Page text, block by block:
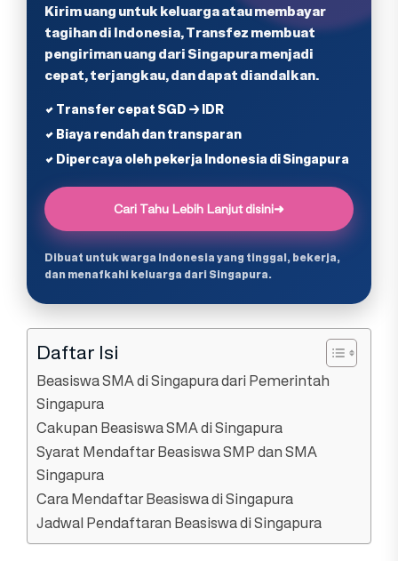
Kirim uang untuk keluarga atau membayar
tagihan di Indonesia, Transfez membuat
pengiriman uang dari Singapura menjadi
cepat, terjangkau, dan dapat diandalkan.
✔ Transfer cepat SGD → IDR
✔ Biaya rendah dan transparan
✔ Dipercaya oleh pekerja Indonesia di Singapura
Cari Tahu Lebih Lanjut disini➜
Dibuat untuk warga Indonesia yang tinggal, bekerja,
dan menafkahi keluarga dari Singapura.
Daftar Isi
Beasiswa SMA di Singapura dari Pemerintah
Singapura
Cakupan Beasiswa SMA di Singapura
Syarat Mendaftar Beasiswa SMP dan SMA
Singapura
Cara Mendaftar Beasiswa di Singapura
Jadwal Pendaftaran Beasiswa di Singapura